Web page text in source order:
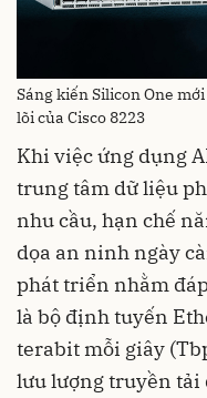
Sáng kiến Silicon One
lõi của Cisco 8223
Khi việc ứng dụng
trung tâm dữ liệu
nhu cầu, hạn chế
dọa an ninh ngày
phát triển nhằm
là bộ định tuyến
terabit mỗi giây
lưu lượng truyền tải